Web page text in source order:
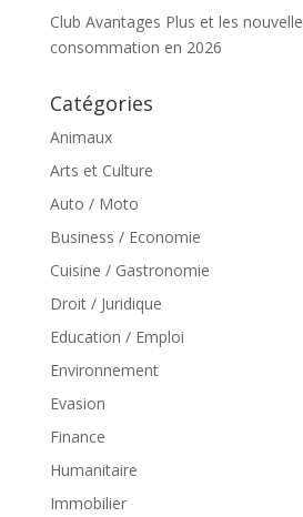
Club Avantages Plus et les
consommation en 2026
Catégories
Animaux
Arts et Culture
Auto / Moto
Business / Economie
Cuisine / Gastronomie
Droit / Juridique
Education / Emploi
Environnement
Evasion
Finance
Humanitaire
Immobilier